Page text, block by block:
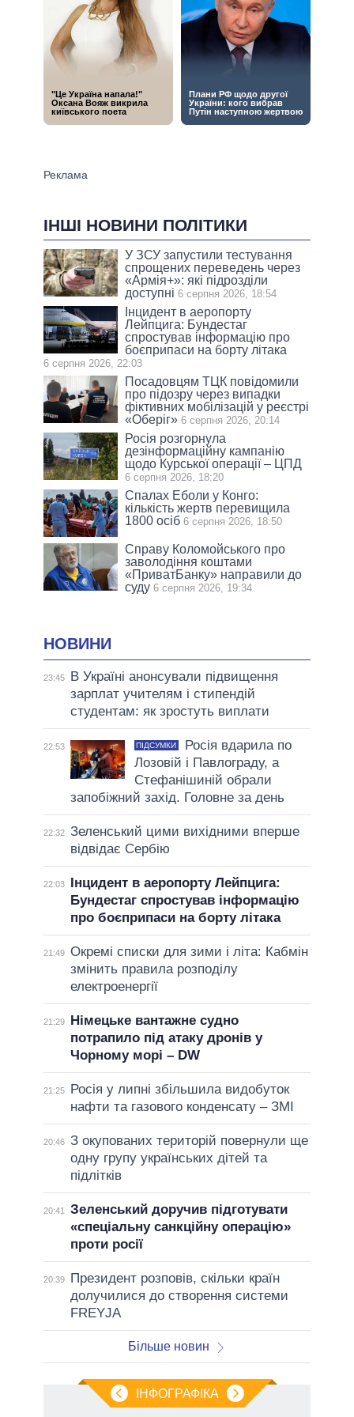
ІНШІ НОВИНИ ПОЛІТИКИ
У ЗСУ запустили тестування
спрощених переведень через
«Армія+»: які підрозділи
доступні 6 серпня 2026, 18:54
Інцидент в аеропорту
Лейпцига: Бундестаг
спростував інформацію про
боєприпаси на борту літака
6 серпня 2026, 22:03
Посадовцям ТЦК повідомили
про підозру через випадки
фіктивних мобілізацій у реєстрі
«Оберіг» 6 серпня 2026, 20:14
Росія розгорнула
дезінформаційну кампанію
щодо Курської операції – ЦПД
6 серпня 2026, 18:20
Спалах Еболи у Конго:
кількість жертв перевищила
1800 осіб 6 серпня 2026, 18:50
Справу Коломойського про
заволодіння коштами
«ПриватБанку» направили до
суду 6 серпня 2026, 19:34
НОВИНИ
23:45
В Україні анонсували підвищення
зарплат учителям і стипендій
студентам: як зростуть виплати
22:53 ПІДСУМКИ
Росія вдарила по
Лозовій і Павлограду, а
Стефанішиній обрали
запобіжний захід. Головне за день
22:32 Зеленський цими вихідними вперше
відвідає Сербію
22:03
Інцидент в аеропорту Лейпцига:
Бундестаг спростував інформацію
про боєприпаси на борту літака
21:49 Окремі списки для зими і літа: Кабмін
змінить правила розподілу
електроенергії
21:29
Німецьке вантажне судно
потрапило під атаку дронів у
Чорному морі – DW
21:25
Росія у липні збільшила видобуток
нафти та газового конденсату – ЗМІ
20:46 З окупованих територій повернули ще
одну групу українських дітей та
підлітків
20:41
Зеленський доручив підготувати
«спеціальну санкційну операцію»
проти росії
20:39
Президент розповів, скільки країн
долучилися до створення системи
FREYJA
Більше новин
ІНФОГРАФІКА